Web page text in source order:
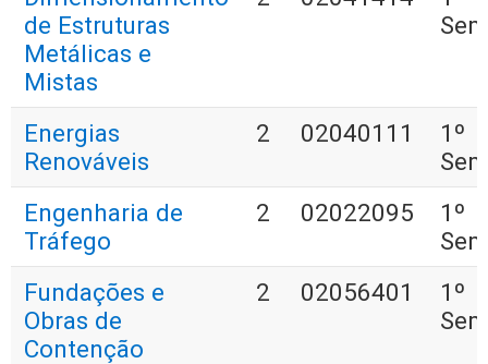
de Estruturas
Metálicas e
Mistas
Energias
Renováveis
2 02040111
1º
Engenharia de
Tráfego
2 02022095
1º
Fundações e
Obras de
Contenção
2 02056401
1º